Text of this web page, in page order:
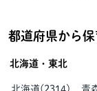
都道府県から
北海道・東北